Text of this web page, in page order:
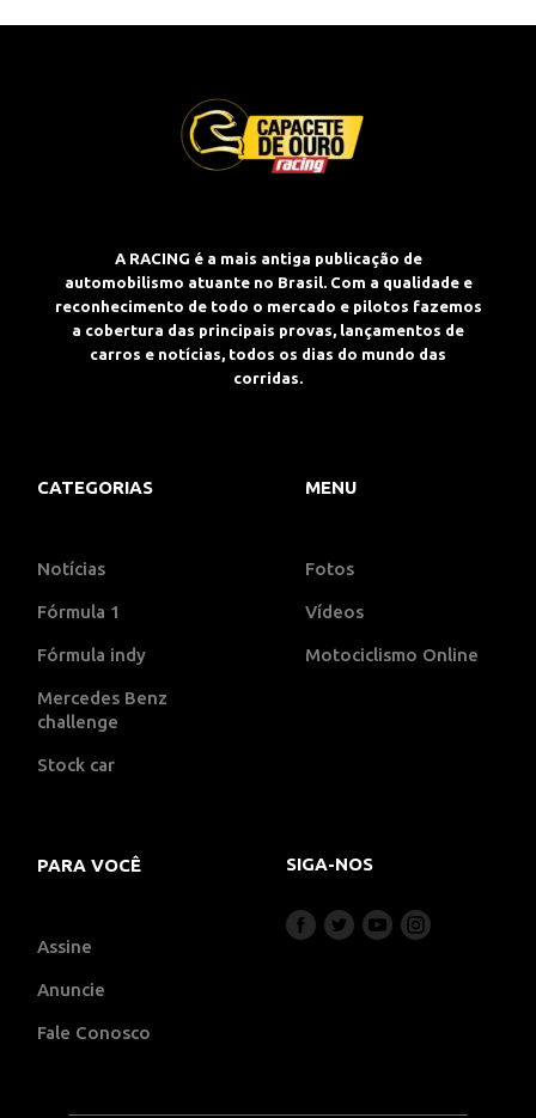
A RACING é a mais antiga publicação de
automobilismo atuante no Brasil. Com a qualidade e
reconhecimento de todo o mercado e pilotos fazemos
a cobertura das principais provas, lançamentos de
carros e notícias, todos os dias do mundo das
corridas.
CATEGORIAS
Notícias
Fórmula 1
Fórmula indy
Mercedes Benz
challenge
Stock car
MENU
Fotos
Vídeos
Motociclismo Online
PARA VOCÊ
Assine
Anuncie
Fale Conosco
SIGA-NOS